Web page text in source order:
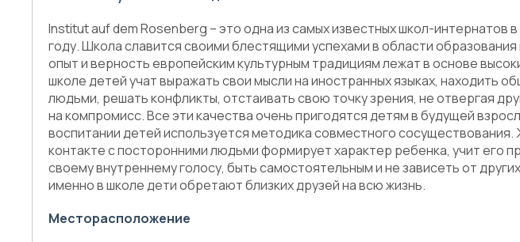
Institut auf dem Rosenberg – это одна из самых известных школ-интернатов
году. Школа славится своими блестящими успехами в области образования
опыт и верность европейским культурным традициям лежат в основе
школе детей учат выражать свои мысли на иностранных языках, находить
людьми, решать конфликты, отстаивать свою точку зрения, не отвергая
на компромисс. Все эти качества очень пригодятся детям в будущей
воспитании детей используется методика совместного
контакте с посторонними людьми формирует характер ребенка, учит его
своему внутреннему голосу, быть самостоятельным и не зависеть от
именно в школе дети обретают близких друзей на всю жизнь.
Месторасположение